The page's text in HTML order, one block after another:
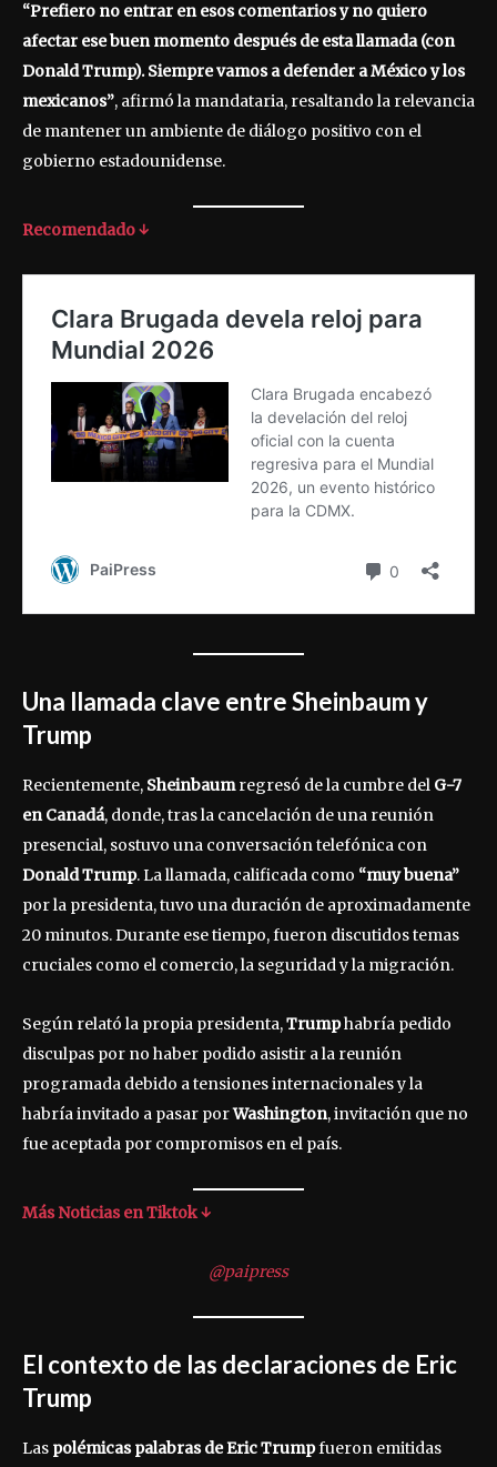
“Prefiero no entrar en esos comentarios y no quiero
afectar ese buen momento después de esta llamada (con
Donald Trump). Siempre vamos a defender a México y los
mexicanos”, afirmó la mandataria, resaltando la relevancia
de mantener un ambiente de diálogo positivo con el
gobierno estadounidense.
Recomendado ↓
Una llamada clave entre Sheinbaum y
Trump
Recientemente, Sheinbaumregresó de la cumbre del G-7
en Canadá, donde, tras la cancelación de una reunión
presencial, sostuvo una conversación telefónica con
Donald Trump. La llamada, calificada como “muy buena”
por la presidenta, tuvo una duración de aproximadamente
20 minutos. Durante ese tiempo, fueron discutidos temas
cruciales como el comercio, la seguridad y la migración.
Según relató la propia presidenta,Trumphabría pedido
disculpas por no haber podido asistir a la reunión
programada debido a tensiones internacionales y la
habría invitado a pasar porWashington, invitación que no
fue aceptada por compromisos en el país.
Más Noticias en Tiktok ↓
@paipress
El contexto de las declaraciones de Eric
Trump
Las polémicas palabras de Eric Trumpfueron emitidas